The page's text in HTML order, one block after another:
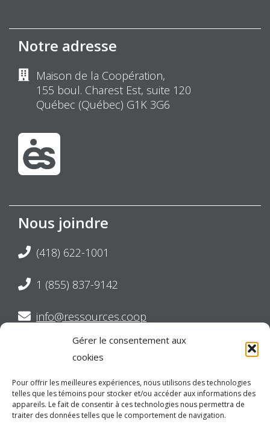
Gérer le consentement aux
cookies
Pour offrir les meilleures expériences, nous utilisons des technologies
telles que les témoins pour stocker et/ou accéder aux informations des
appareils. Le fait de consentir à ces technologies nous permettra de
traiter des données telles que le comportement de navigation.
Notre adresse
Maison de la Coopération,
155 boul. Charest Est, suite 120
Québec (Québec) G1K 3G6
Nous joindre
(418) 622-1001
1 (855) 837-9142
info@ressources.coop
Suivez-nous sur Twitter
Suivez-nous sur Facebook
Suivez-nous sur LinkedIn